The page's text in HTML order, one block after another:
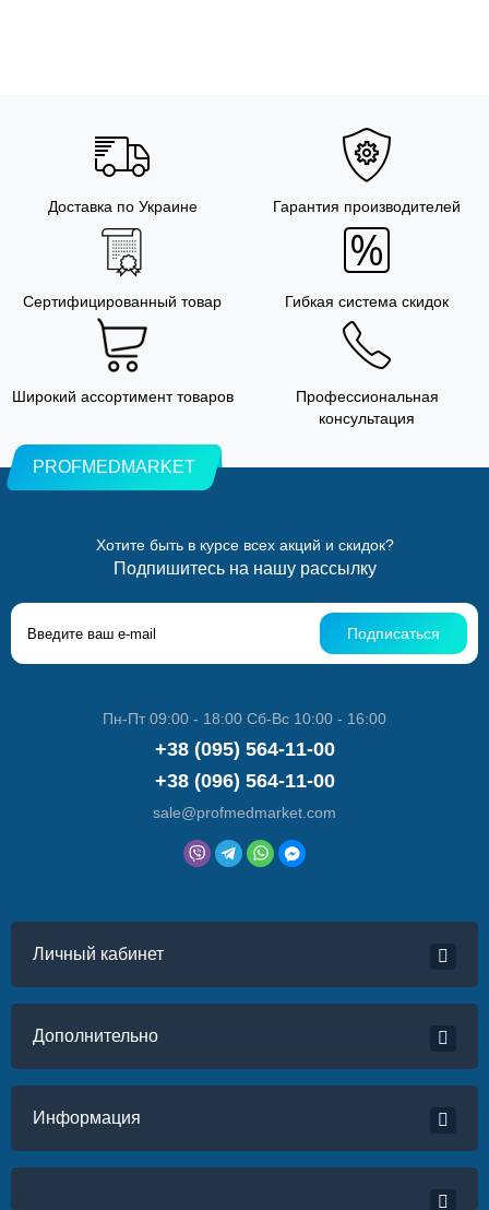
Доставка по Украине Гарантия производителей
Сертифицированный товар Гибкая система скидок
Широкий ассортимент товаров
Профессиональная
консультация
PROFMEDMARKET
Хотите быть в курсе всех акций и скидок?
Подпишитесь на нашу рассылку
Подписаться
Пн-Пт 09:00 - 18:00 Сб-Вс 10:00 - 16:00
+38 (095) 564-11-00
+38 (096) 564-11-00
sale@profmedmarket.com
Личный кабинет
Дополнительно
Информация